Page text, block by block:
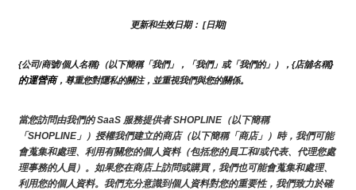
更新和生效日期： [日期]
{公司/商號/個人名稱}（以下簡稱「我們」，「我們」或「我們的」），{店舖名稱}
的運營商，尊重您對隱私的關注，並重視我們與您的關係。
當您訪問由我們的 SaaS 服務提供者 SHOPLINE（以下簡稱
「SHOPLINE」）授權我們建立的商店（以下簡稱「商店」）時，我們可能
會蒐集和處理、利用有關您的個人資料（包括您的員工和/或代表、代理您處
理事務的人員）。如果您在商店上訪問或購買，我們也可能會蒐集和處理、
利用您的個人資料。我們充分意識到個人資料對您的重要性，我們致力於確